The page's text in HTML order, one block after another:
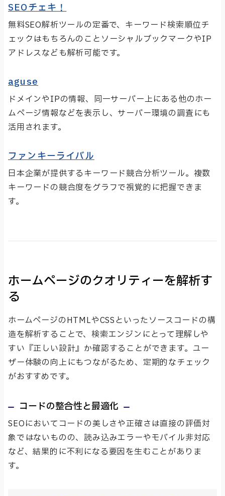
SEOチェキ！
無料SEO解析ツールの定番で、キーワード検索順位チ
ェックはもちろんのことソーシャルブックマークやIP
アドレスなども解析可能です。
aguse
ドメインやIPの情報、同一サーバー上にある他のホー
ムページ情報などを表示し、サーバー環境の調査にも
活用されます。
ファンキーライバル
日本企業が提供するキーワード競合分析ツール。複数
キーワードの競合度をグラフで視覚的に把握できま
す。
ホームページのクオリティーを解析す
る
ホームページのHTMLやCSSといったソースコードの構
造を解析することで、検索エンジンにとって理解しや
すい『正しい設計』か確認することができます。ユー
ザー体験の向上にもつながるため、定期的なチェック
がおすすめです。
コードの整合性と最適化
SEOにおいてコードの美しさや正確さは直接の評価対
象ではないものの、読み込みエラーやモバイル非対応
など、結果的に不利になる要因を生むことがありま
す。